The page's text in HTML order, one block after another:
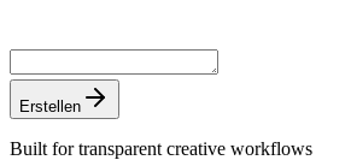
Erstellen
Built for transparent creative workflows